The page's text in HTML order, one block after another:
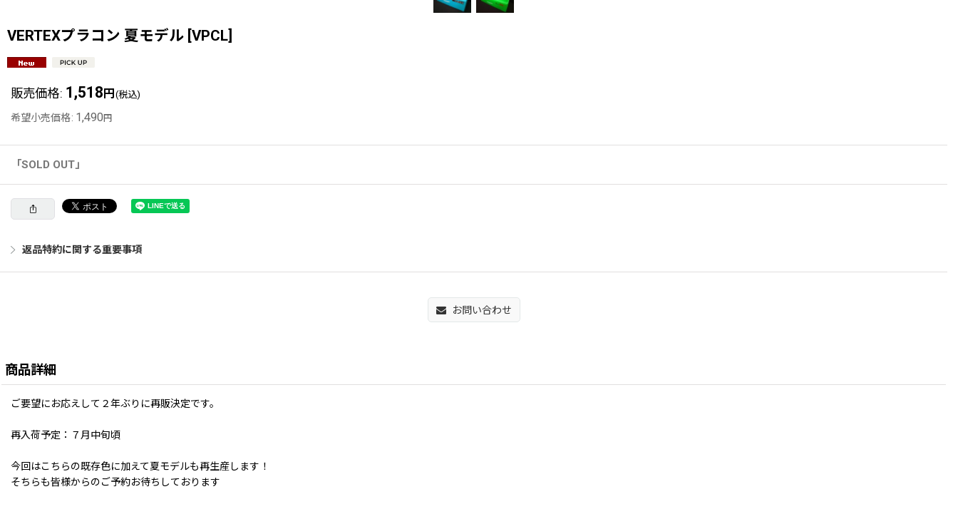
VERTEXプラコン 夏モデル [VPCL]
販売価格: 1,518 円 (税込)
希望小売価格: 1,490円
「SOLD OUT」
返品特約に関する重要事項
お問い合わせ
商品詳細
ご要望にお応えして２年ぶりに再販決定です。
再入荷予定：７月中旬頃
今回はこちらの既存色に加えて夏モデルも再生産します！
そちらも皆様からのご予約お待ちしております